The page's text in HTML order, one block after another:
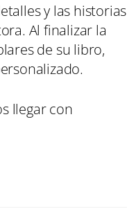
y las historias
Al finalizar la
de su libro,
llegar con